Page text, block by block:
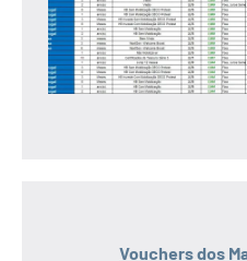
Vouchers dos